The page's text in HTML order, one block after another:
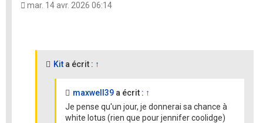
mar. 14 avr. 2026 06:14
Kit a écrit : ↑
maxwell39 a écrit : ↑
Je pense qu'un jour, je donnerai sa chance à
white lotus (rien que pour jennifer coolidge)